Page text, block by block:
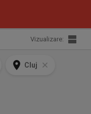
Vizualizare:
Cluj